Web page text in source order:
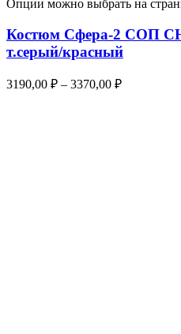
Опции можно выбрать на
Костюм Сфера-2 СОП
т.серый/красный
3190,00 ₽ – 3370,00 ₽